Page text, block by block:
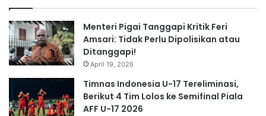
Menteri Pigai Tanggapi Kritik Feri
Amsari: Tidak Perlu Dipolisikan atau
Ditanggapi!
April 19, 2026
Timnas Indonesia U-17 Tereliminasi,
Berikut 4 Tim Lolos ke Semifinal Piala
AFF U-17 2026